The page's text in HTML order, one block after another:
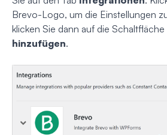
Brevo-Logo, um die Einstellungen
klicken Sie dann auf die Schaltfläche
hinzufügen.